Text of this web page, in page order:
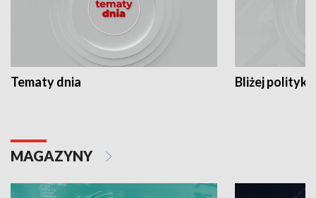
Tematy dnia Bliżej polityki
MAGAZYNY